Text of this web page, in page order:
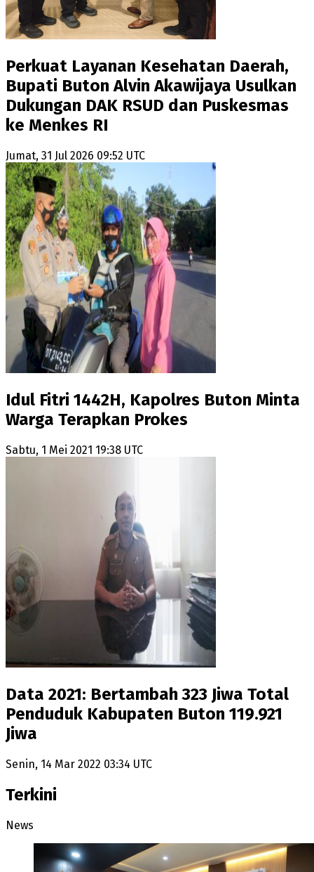
Perkuat Layanan Kesehatan Daerah,
Bupati Buton Alvin Akawijaya Usulkan
Dukungan DAK RSUD dan Puskesmas
ke Menkes RI
Jumat, 31 Jul 2026 09:52 UTC
Idul Fitri 1442H, Kapolres Buton Minta
Warga Terapkan Prokes
Sabtu, 1 Mei 2021 19:38 UTC
Data 2021: Bertambah 323 Jiwa Total
Penduduk Kabupaten Buton 119.921
Jiwa
Senin, 14 Mar 2022 03:34 UTC
Terkini
News